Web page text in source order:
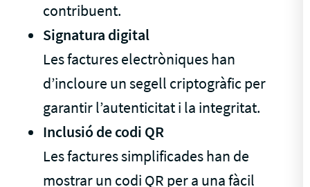
contribuent.
Signatura digital
Les factures electròniques han
d’incloure un segell criptogràfic per
garantir l’autenticitat i la integritat.
Inclusió de codi QR
Les factures simplificades han de
mostrar un codi QR per a una fàcil